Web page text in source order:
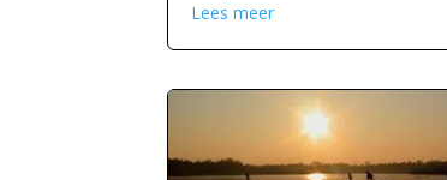
Lees meer